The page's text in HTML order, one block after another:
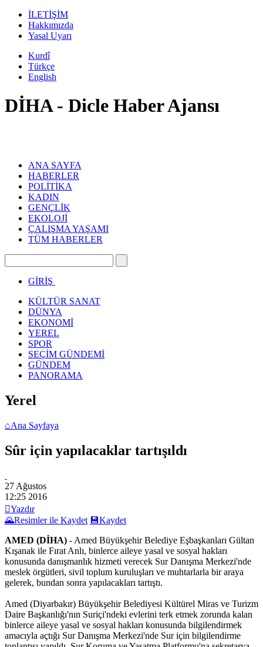
İLETİŞİM
Hakkımızda
Yasal Uyarı
Kurdî
Türkçe
English
DİHA - Dicle Haber Ajansı
ANA SAYFA
HABERLER
POLİTİKA
KADIN
GENÇLİK
EKOLOJİ
ÇALIŞMA YAŞAMI
TÜM HABERLER
GİRİŞ
KÜLTÜR SANAT
DÜNYA
EKONOMİ
YEREL
SPOR
SEÇİM GÜNDEMİ
GÜNDEM
PANORAMA
Yerel
⌂Ana Sayfaya
Sûr için yapılacaklar tartışıldı
27 Ağustos
12:25 2016
Yazdır
🌄Resimler ile Kaydet 💾Kaydet
AMED (DİHA) - Amed Büyükşehir Belediye Eşbaşkanları Gültan
Kışanak ile Fırat Anlı, binlerce aileye yasal ve sosyal hakları
konusunda danışmanlık hizmeti verecek Sur Danışma Merkezi'nde
meslek örgütleri, sivil toplum kuruluşları ve muhtarlarla bir araya
gelerek, bundan sonra yapılacakları tartıştı.
Amed (Diyarbakır) Büyükşehir Belediyesi Kültürel Miras ve Turizm
Daire Başkanlığı'nın Suriçi'ndeki evlerini terk etmek zorunda kalan
binlerce aileye yasal ve sosyal hakları konusunda bilgilendirmek
amacıyla açtığı Sur Danışma Merkezi'nde Sur için bilgilendirme